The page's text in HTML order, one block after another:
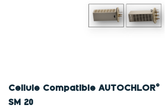
Cellule Compatible AUTOCHLOR©
SM 20